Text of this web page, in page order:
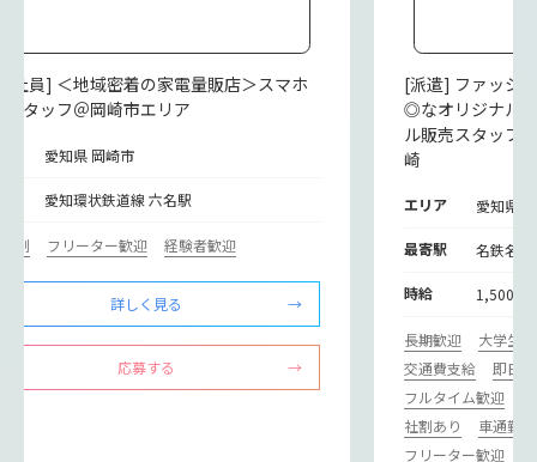
社員] ＜地域密着の家電量販店＞スマホ
スタッフ＠岡崎市エリア
愛知県 岡崎市
愛知環状鉄道線 六名駅
制 フリーター歓迎 経験者歓迎
詳しく見る
応募する
[派遣] ファッシ
◎なオリジナル×
ル販売スタッフ
崎
エリア 愛知県
最寄駅 名鉄名
時給 1,500円
長期歓迎
大学生
交通費支給
即日
フルタイム歓迎
社割あり
車通勤
フリーター歓迎